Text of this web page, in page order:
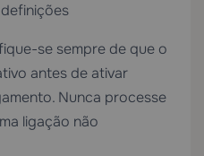
se sempre de que o
antes de ativar
Nunca processe
ligação não